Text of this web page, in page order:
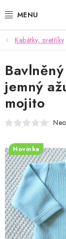
na
KOJENECKÉ,
ČEPICE,
OSUŠKY,
SOFTSHELL
POUKAZY
KONTAKTY
HODNOCENÍ
Kontakty Proč
Kabátky, svetříky
jemný
mojito
Novinka